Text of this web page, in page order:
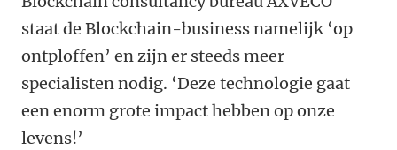
staat de Blockchain-business namelijk ‘op
ontploffen’ en zijn er steeds meer
specialisten nodig. ‘Deze technologie gaat
een enorm grote impact hebben op onze
levens!’